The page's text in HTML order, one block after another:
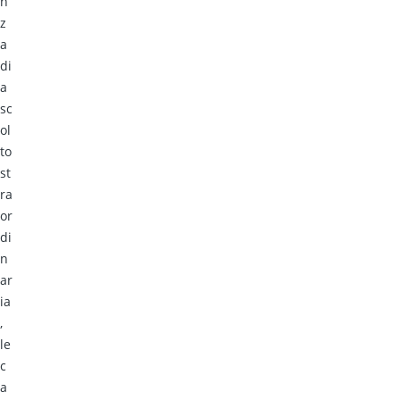
z
a
di
a
sc
ol
to
st
ra
or
di
n
ar
ia
,
le
c
a